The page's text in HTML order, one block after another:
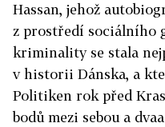
Hassan, jehož
z prostředí sociálního
kriminality se stala
v historii Dánska, a
Politiken rok před
bodů mezi sebou a